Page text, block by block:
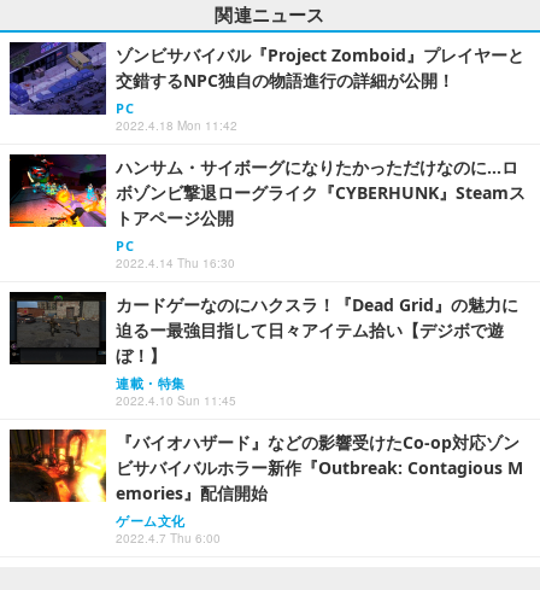
関連ニュース
ゾンビサバイバル『Project Zomboid』プレイヤーと
交錯するNPC独自の物語進行の詳細が公開！
PC
2022.4.18 Mon 11:42
ハンサム・サイボーグになりたかっただけなのに…ロ
ボゾンビ撃退ローグライク『CYBERHUNK』Steamス
トアページ公開
PC
2022.4.14 Thu 16:30
カードゲーなのにハクスラ！『Dead Grid』の魅力に
迫るー最強目指して日々アイテム拾い【デジボで遊
ぼ！】
連載・特集
2022.4.10 Sun 11:45
『バイオハザード』などの影響受けたCo-op対応ゾン
ビサバイバルホラー新作『Outbreak: Contagious M
emories』配信開始
ゲーム文化
2022.4.7 Thu 6:00